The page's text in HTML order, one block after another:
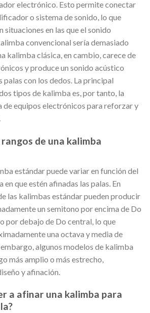
electrónico. Esto permite conectar
o sistema de sonido, lo que
situaciones en las que el sonido
convencional sería demasiado
kalimba clásica, en cambio, carece de
y produce un sonido acústico
palas con los dedos. La principal
tipos de kalimba es, por tanto, la
de equipos electrónicos para reforzar y
de una kalimba
estándar puede variar en función del
que estén afinadas las palas. En
las kalimbas estándar pueden producir
un semitono por encima de Do
por debajo de Do central, lo que
una octava y media de
algunos modelos de kalimba
más amplio o más estrecho,
y afinación.
a afinar una kalimba para